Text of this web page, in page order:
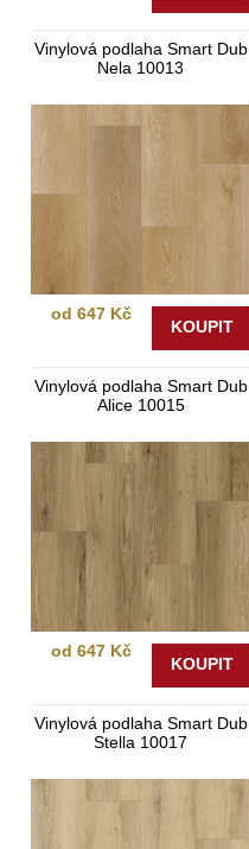
Vinylová podlaha Smart Dub
Nela 10013
od 647 Kč
KOUPIT
Vinylová podlaha Smart Dub
Alice 10015
od 647 Kč
KOUPIT
Vinylová podlaha Smart Dub
Stella 10017